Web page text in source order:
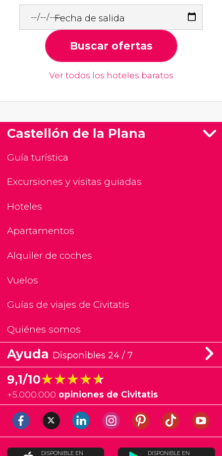
Fecha de salida
Buscar ofertas
Ver todos los hoteles baratos
Castellón de la Plana
Guía turística
Excursiones y visitas guiadas
Hoteles
Apartamentos
Alquiler de coches
Vuelos
Guías de viajes de Civitatis
Quiénes somos
Ayuda Disponibles 24 / 7
9,1/10★★★★★
★★★★★
+5.000.000 opiniones de Civitatis
DISPONIBLE EN DISPONIBLE EN